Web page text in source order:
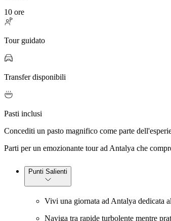
10 ore
Tour guidato
Transfer disponibili
Pasti inclusi
Concediti un pasto magnifico come parte
Parti per un emozionante tour ad Antalya che
Punti Salienti
Vivi una giornata ad Antalya dedicata
Naviga tra rapide turbolente mentre